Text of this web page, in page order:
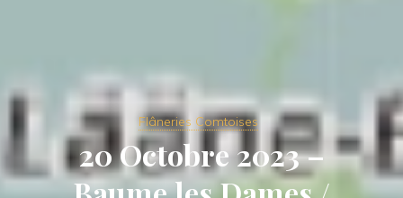
Flâneries Comtoises
20 Octobre 2023 –